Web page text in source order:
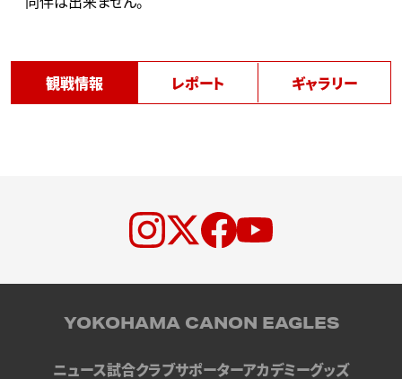
観戦情報 レポート ギャラリー
YOKOHAMA CANON EAGLES
ニュース試合クラブサポーターアカデミーグッズ